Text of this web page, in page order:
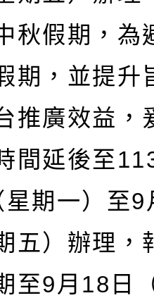
秋假期，為
期，並提升
推廣效益，
間延後至
星期一）至9
五）辦理，
至9月18日